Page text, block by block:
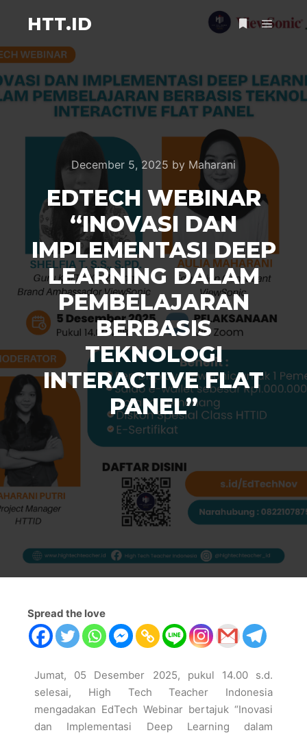
HTT.ID
December 5, 2025 by Maharani
EDTECH WEBINAR
“INOVASI DAN
IMPLEMENTASI DEEP
LEARNING DALAM
PEMBELAJARAN
BERBASIS
TEKNOLOGI
INTERACTIVE FLAT
PANEL”
Spread the love
Jumat, 05 Desember 2025, pukul 14.00 s.d.
selesai, High Tech Teacher Indonesia
mengadakan EdTech Webinar bertajuk “Inovasi
dan Implementasi Deep Learning dalam